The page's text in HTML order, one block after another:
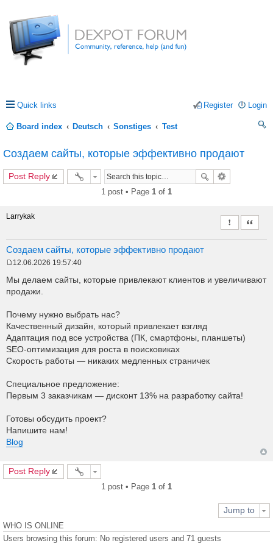
Quick links Login
Register
Board index Deutsch Sonstiges
Test
Создаем сайты, которые эффективно продают
Post Reply
1 post • Page 1 of 1
Larrykak
Создаем сайты, которые эффективно продают
Report this
Quote
o
t
12.06.2026 19:57:40
Мы делаем сайты, которые привлекают клиентов и увеличивают
продажи.
Почему нужно выбрать нас?
Качественный дизайн, который привлекает взгляд
Адаптация под все устройства (ПК, смартфоны, планшеты)
SEO-оптимизация для роста в поисковиках
Скорость работы — никаких медленных страничек
Специальное предложение:
Первым 3 заказчикам — дисконт 13% на разработку сайта!
Готовы обсудить проект?
Напишите нам!
Blog
Post Reply
1 post • Page 1 of 1
Jump to
WHO IS ONLINE
Users browsing this forum: No registered users and 71 guests